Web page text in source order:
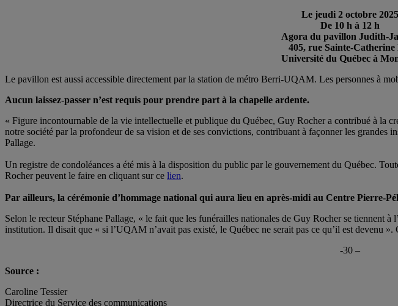
Le jeudi 2 octobre 2025
De 10 h à 12 h
Agora du pavillon Judith-
405, rue Sainte-Catherine
Université du Québec à
Le pavillon est aussi accessible directement par la station de métro Berri-UQAM. Les personnes à
Aucun laissez-passer n’est requis pour prendre part à la chapelle ardente.
« Figure incontournable de la vie intellectuelle et publique du Québec, Guy Rocher a contribué à la
notre société par la profondeur de sa vision et de ses convictions, contribuant à façonner les
Pallage.
Un registre de condoléances a été mis à la disposition du public par le gouvernement du Québec.
Rocher peuvent le faire en cliquant sur ce lien.
Par ailleurs, la cérémonie d’hommage national qui aura lieu en après-midi au Centre Pierre-
Selon le recteur Stéphane Pallage, « le fait que les funérailles nationales de Guy Rocher se tiennent
institution. Il disait que « si l’UQAM n’avait pas existé, le Québec ne serait pas ce qu’il est devenu ».
-30 –
Source :
Caroline Tessier
Directrice du Service des communications